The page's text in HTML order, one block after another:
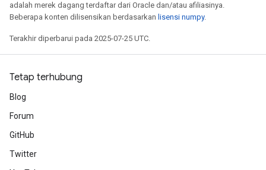
adalah merek dagang terdaftar dari Oracle dan/atau afiliasinya.
Beberapa konten dilisensikan berdasarkan lisensi numpy.
Terakhir diperbarui pada 2025-07-25 UTC.
Tetap terhubung
Blog
Forum
GitHub
Twitter